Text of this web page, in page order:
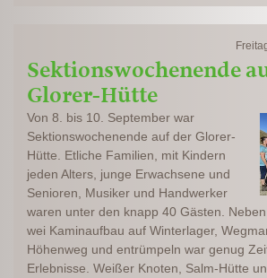
Sektionswochenende
Glorer-Hütte
Von 8. bis 10. September war
Sektionswochenende auf der Glorer-
Hütte. Etliche Familien, mit Kindern
jeden Alters, junge Erwachsene und
Senioren, Musiker und Handwerker
waren unter den knapp 40 Gästen.
wei Kaminaufbau auf Winterlager,
Höhenweg und entrümpeln war genug
Erlebnisse. Weißer Knoten, Salm-Hütte